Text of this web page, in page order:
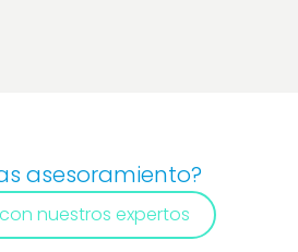
asesoramiento?
nuestros expertos